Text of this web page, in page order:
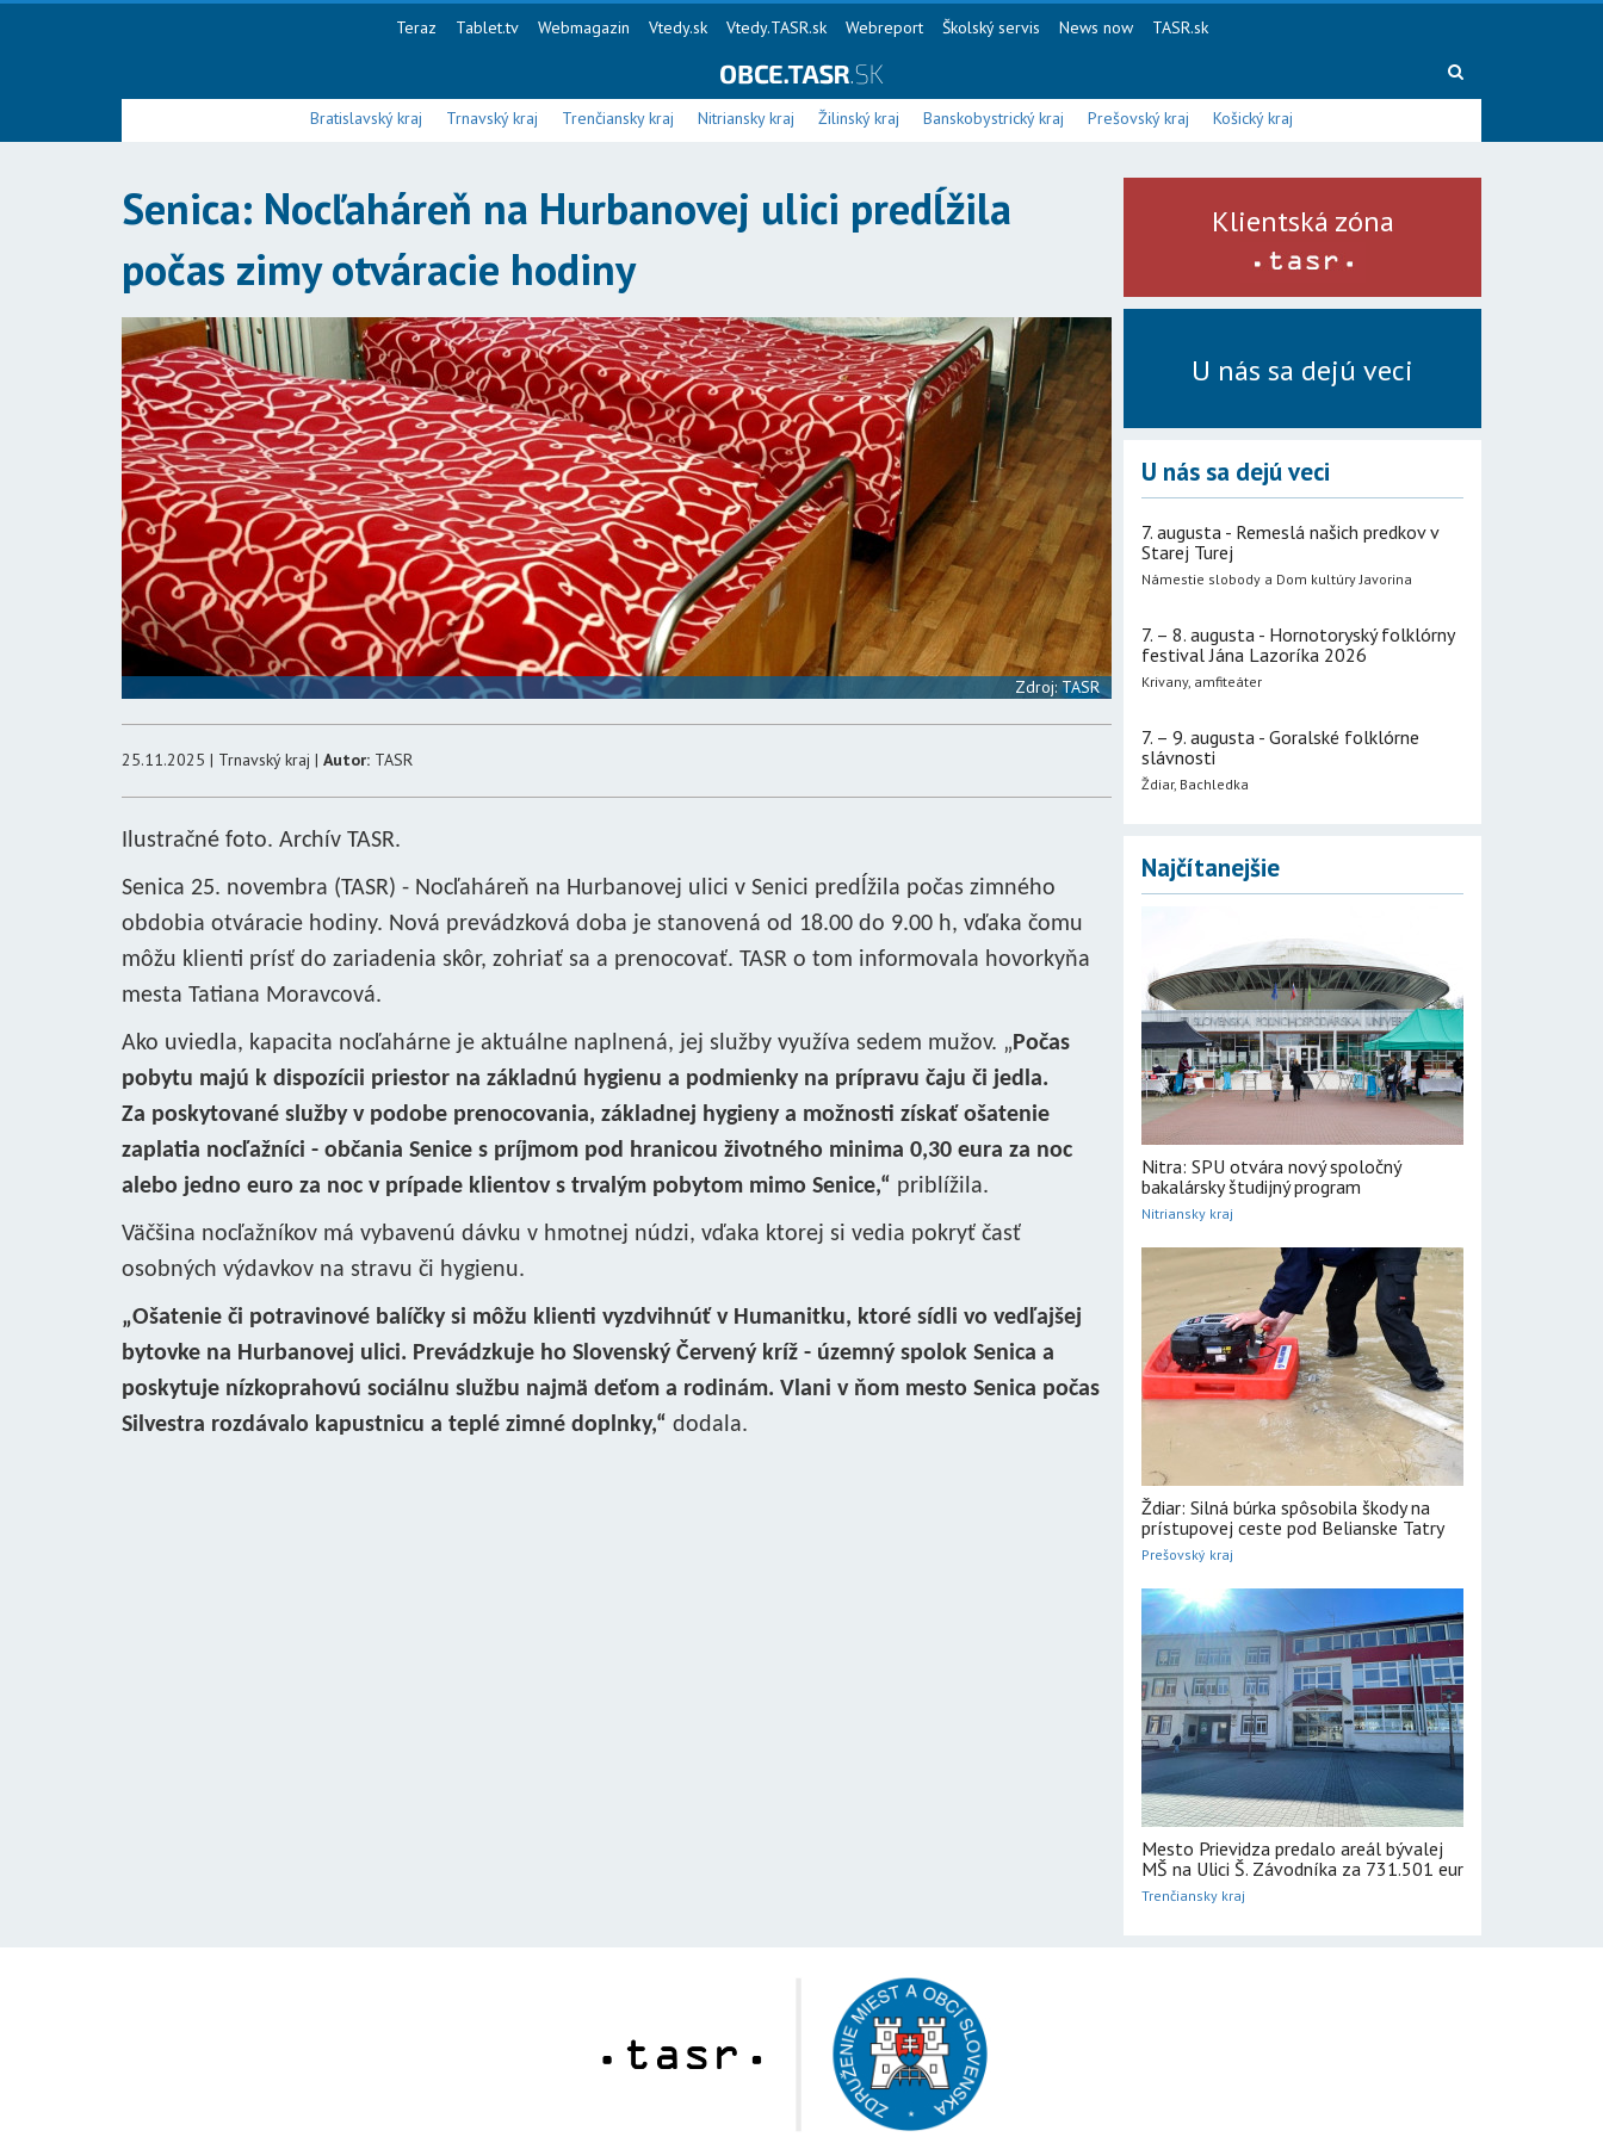
Teraz Tablet.tv Webmagazin Vtedy.sk Vtedy.TASR.sk Webreport Školský servis News now TASR.sk
Bratislavský kraj Trnavský kraj Trenčiansky kraj Nitriansky kraj Žilinský kraj Banskobystrický kraj Prešovský kraj Košický kraj
Senica: Nocľaháreň na Hurbanovej ulici predĺžila
počas zimy otváracie hodiny
Zdroj: TASR
25.11.2025 | Trnavský kraj | Autor: TASR
Ilustračné foto. Archív TASR.
Senica 25. novembra (TASR) - Nocľaháreň na Hurbanovej ulici v Senici predĺžila počas zimného
obdobia otváracie hodiny. Nová prevádzková doba je stanovená od 18.00 do 9.00 h, vďaka čomu
môžu klienti prísť do zariadenia skôr, zohriať sa a prenocovať. TASR o tom informovala hovorkyňa
mesta Tatiana Moravcová.
Ako uviedla, kapacita nocľahárne je aktuálne naplnená, jej služby využíva sedem mužov. „Počas
pobytu majú k dispozícii priestor na základnú hygienu a podmienky na prípravu čaju či jedla.
Za poskytované služby v podobe prenocovania, základnej hygieny a možnosti získať ošatenie
zaplatia nocľažníci - občania Senice s príjmom pod hranicou životného minima 0,30 eura za noc
alebo jedno euro za noc v prípade klientov s trvalým pobytom mimo Senice,“ priblížila.
Väčšina nocľažníkov má vybavenú dávku v hmotnej núdzi, vďaka ktorej si vedia pokryť časť
osobných výdavkov na stravu či hygienu.
„Ošatenie či potravinové balíčky si môžu klienti vyzdvihnúť v Humanitku, ktoré sídli vo vedľajšej
bytovke na Hurbanovej ulici. Prevádzkuje ho Slovenský Červený kríž - územný spolok Senica a
poskytuje nízkoprahovú sociálnu službu najmä deťom a rodinám. Vlani v ňom mesto Senica počas
Silvestra rozdávalo kapustnicu a teplé zimné doplnky,“ dodala.
Klientská zóna
U nás sa dejú veci
U nás sa dejú veci
7. augusta - Remeslá našich predkov v
Starej Turej
Námestie slobody a Dom kultúry Javorina
7. – 8. augusta - Hornotoryský folklórny
festival Jána Lazoríka 2026
Krivany, amfiteáter
7. – 9. augusta - Goralské folklórne
slávnosti
Ždiar, Bachledka
Najčítanejšie
Nitra: SPU otvára nový spoločný
bakalársky študijný program
Nitriansky kraj
Ždiar: Silná búrka spôsobila škody na
prístupovej ceste pod Belianske Tatry
Prešovský kraj
Mesto Prievidza predalo areál bývalej
MŠ na Ulici Š. Závodníka za 731.501 eur
Trenčiansky kraj